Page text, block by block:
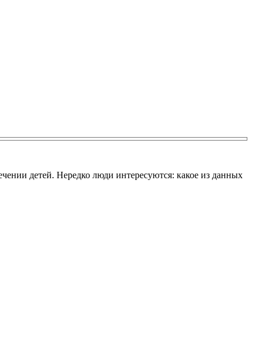
детей. Нередко люди интересуются: какое из данных